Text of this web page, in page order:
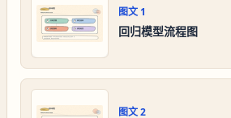
图文 1
回归模型流程图
图文2